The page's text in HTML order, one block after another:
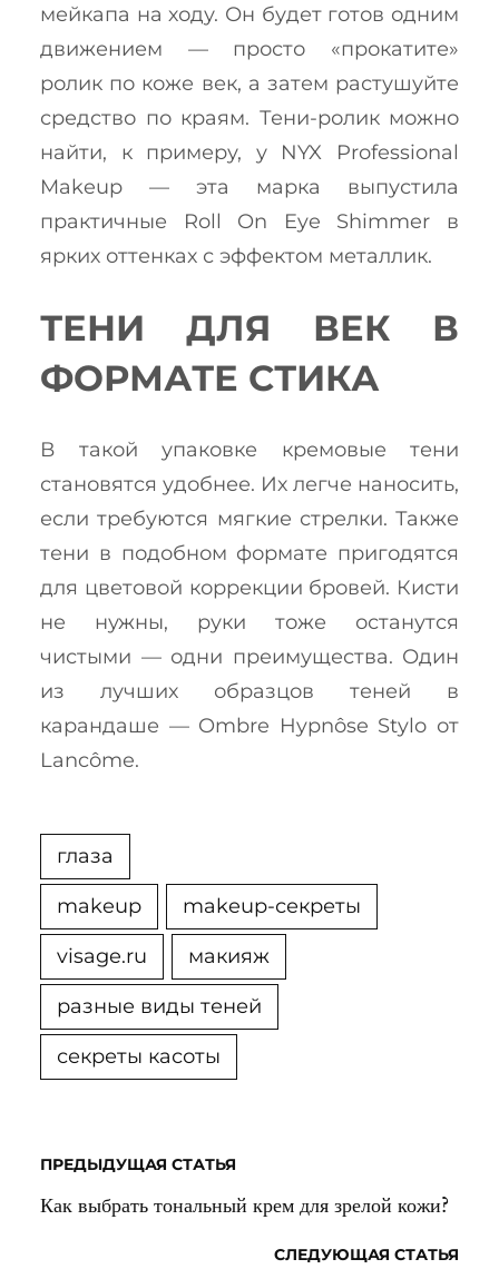
мейкапа на ходу. Он будет готов одним
движением — просто «прокатите»
ролик по коже век, а затем растушуйте
средство по краям. Тени-ролик можно
найти, к примеру, у NYX Professional
Makeup — эта марка выпустила
практичные Roll On Eye Shimmer в
ярких оттенках с эффектом металлик.
ТЕНИ ДЛЯ ВЕК В
ФОРМАТЕ СТИКА
В такой упаковке кремовые тени
становятся удобнее. Их легче наносить,
если требуются мягкие стрелки. Также
тени в подобном формате пригодятся
для цветовой коррекции бровей. Кисти
не нужны, руки тоже останутся
чистыми — одни преимущества. Один
из лучших образцов теней в
карандаше — Ombre Hypnôse Stylo от
Lancôme.
глаза
makeup makeup-секреты
visage.ru макияж
разные виды теней
секреты касоты
ПРЕДЫДУЩАЯ СТАТЬЯ
Как выбрать тональный крем для зрелой кожи?
СЛЕДУЮЩАЯ СТАТЬЯ